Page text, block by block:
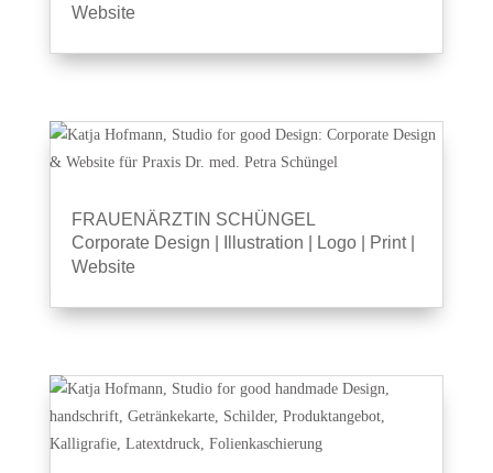
Website
FRAUENÄRZTIN SCHÜNGEL
Corporate Design
Illustration Logo| Print|
Website